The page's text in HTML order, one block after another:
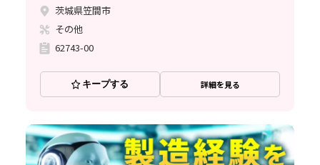
茨城県笠間市
その他
62743-00
キープする 詳細を見る